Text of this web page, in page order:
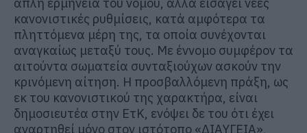
κανονιστικές ρυθμίσεις, κατά αμφότερα τα
πληττόμενα μέρη της, τα οποία συνέχονται
αναγκαίως μεταξύ τους. Με έννομο συμφέρον τα
αιτούντα σωματεία συνταξιούχων ασκούν την
κρινόμενη αίτηση. Η προσβαλλόμενη πράξη, ως
εκ του κανονιστικού της χαρακτήρα, είναι
δημοσιευτέα στην ΕτΚ, ενόψει δε του ότι έχει
αναρτηθεί μόνο στον ιστότοπο «ΔΙΑΥΓΕΙΑ»,